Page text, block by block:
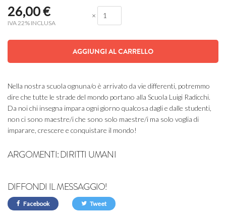
26,00€
IVA 22% INCLUSA
×
AGGIUNGI AL CARRELLO
Nella nostra scuola ognuna/o è arrivato da vie differenti, potremmo
dire che tutte le strade del mondo portano alla Scuola Luigi Radicchi.
Da noi chi insegna impara ogni giorno qualcosa dagli e dalle studenti,
non ci sono maestre/i che sono solo maestre/i ma solo voglia di
imparare, crescere e conquistare il mondo!
ARGOMENTI:DIRITTI UMANI
DIFFONDI IL MESSAGGIO!
Facebook Tweet